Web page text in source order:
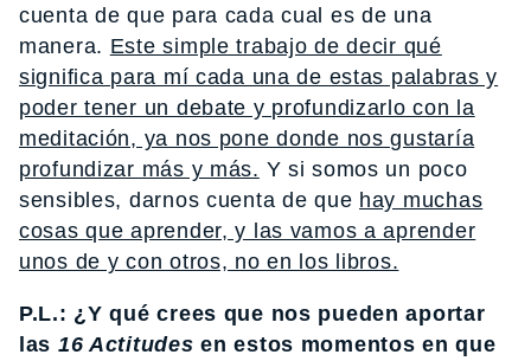
cuenta de que para cada cual es de una
manera. Este simple trabajo de decir qué
significa para mí cada una de estas palabras y
poder tener un debate y profundizarlo con la
meditación, ya nos pone donde nos gustaría
profundizar más y más. Y si somos un poco
sensibles, darnos cuenta de que hay muchas
cosas que aprender, y las vamos a aprender
unos de y con otros, no en los libros.
P.L.: ¿Y qué crees que nos pueden aportar
las 16 Actitudes en estos momentos en que